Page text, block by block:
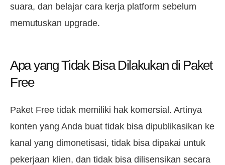
suara, dan belajar cara kerja platform sebelum
memutuskan upgrade.
Apa yang Tidak Bisa Dilakukan di Paket
Free
Paket Free tidak memiliki hak komersial. Artinya
konten yang Anda buat tidak bisa dipublikasikan ke
kanal yang dimonetisasi, tidak bisa dipakai untuk
pekerjaan klien, dan tidak bisa dilisensikan secara